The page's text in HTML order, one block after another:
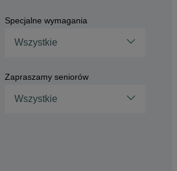
Specjalne wymagania
Wszystkie
Zapraszamy seniorów
Wszystkie